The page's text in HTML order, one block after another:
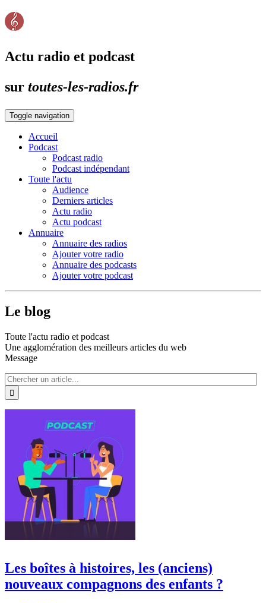
Actu radio et podcast
sur toutes-les-radios.fr
Toggle navigation
Accueil
Podcast
Podcast radio
Podcast indépendant
Toute l'actu
Audience
Derniers articles
Actu radio
Actu podcast
Annuaire
Annuaire des radios
Ajouter votre radio
Annuaire des podcasts
Ajouter votre podcast
Le blog
Toute l'actu radio et podcast
Une agglomération des meilleurs articles du web
Message
Les boîtes à histoires, les (anciens)
nouveaux compagnons des enfants ?